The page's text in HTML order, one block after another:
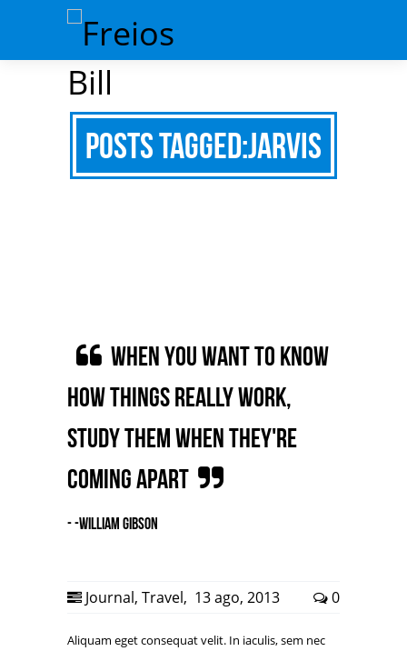
Posts Tagged:Jarvis
When you want to know
how things really work,
study them when they're
coming apart
- -William Gibson
Journal, Travel, 13 ago, 2013 0
Aliquam eget consequat velit. In iaculis, sem nec